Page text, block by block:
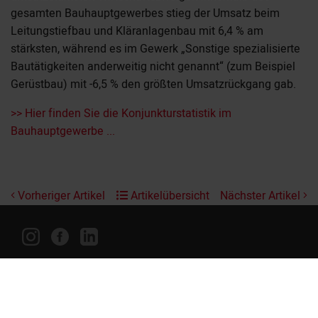
gesamten Bauhauptgewerbes stieg der Umsatz beim
Leitungstiefbau und Kläranlagenbau mit 6,4 % am
stärksten, während es im Gewerk „Sonstige spezialisierte
Bautätigkeiten anderweitig nicht genannt“ (zum Beispiel
Gerüstbau) mit -6,5 % den größten Umsatzrückgang gab.
>> Hier finden Sie die Konjunkturstatistik im
Bauhauptgewerbe ...
Vorheriger Artikel Artikelübersicht Nächster Artikel